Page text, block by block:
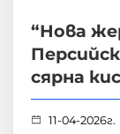
“Нова
сярна
11-04-2026г.